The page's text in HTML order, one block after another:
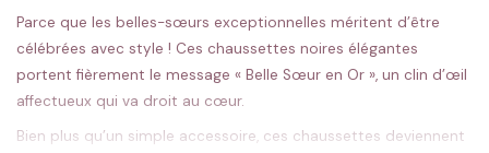
Parce que les belles-sœurs exceptionnelles méritent d’être
célébrées avec style ! Ces chaussettes noires élégantes
portent fièrement le message « Belle Sœur en Or », un clin d’œil
affectueux qui va droit au cœur.
Bien plus qu’un simple accessoire, ces chaussettes deviennent